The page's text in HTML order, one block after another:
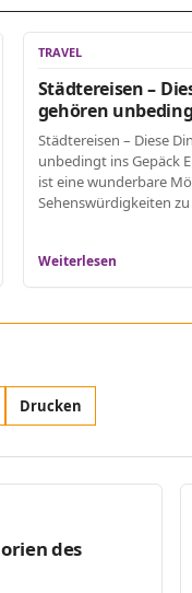
TRAVEL
Städtereisen –
gehören
Städtereisen – Diese
unbedingt ins Gepäck
ist eine wunderbare
Sehenswürdigkeiten
Weiterlesen
Drucken
des